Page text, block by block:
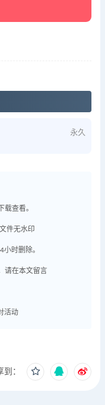
永久
载查看。
件无水印
时删除。
请在本文留言
活动
到：